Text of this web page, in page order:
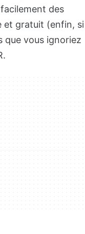
des
et gratuit (enfin, si
que vous ignoriez